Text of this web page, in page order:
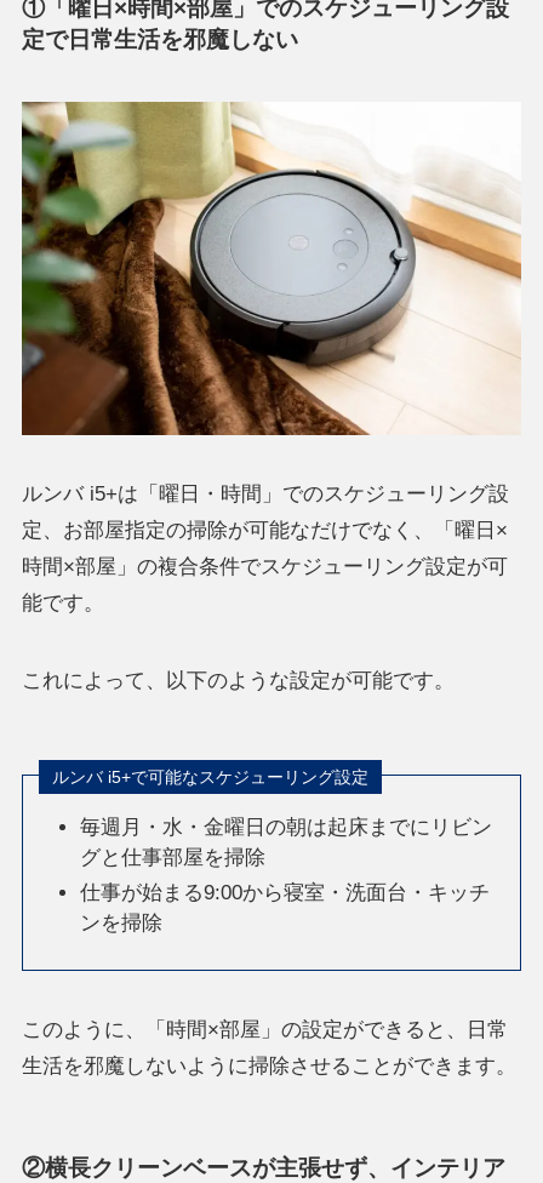
①「曜日×時間×部屋」でのスケジューリング設
定で日常生活を邪魔しない
ルンバ i5+は「曜日・時間」でのスケジューリング設
定、お部屋指定の掃除が可能なだけでなく、「曜日×
時間×部屋」の複合条件でスケジューリング設定が可
能です。
これによって、以下のような設定が可能です。
ルンバ i5+で可能なスケジューリング設定
毎週月・水・金曜日の朝は起床までにリビン
グと仕事部屋を掃除
仕事が始まる9:00から寝室・洗面台・キッチ
ンを掃除
このように、「時間×部屋」の設定ができると、日常
生活を邪魔しないように掃除させることができます。
②横長クリーンベースが主張せず、インテリア